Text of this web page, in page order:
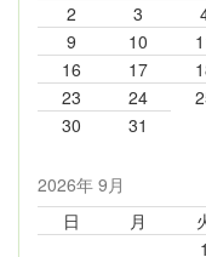
2
3
9
10
16
17
23
24
30
31
2026年 9月
日
月
1